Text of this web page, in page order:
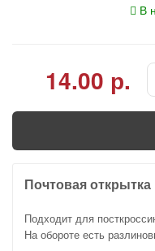
В
14.00 р.
Почтовая открытка
Подходит для
На обороте есть